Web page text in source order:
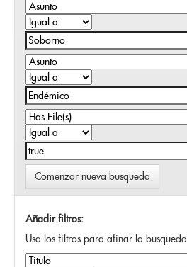
Comenzar nueva busqueda
Añadir filtros:
Usa los filtros para afinar la busqueda.